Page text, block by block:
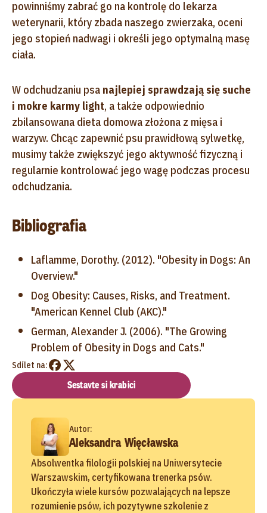
powinniśmy zabrać go na kontrolę do lekarza
weterynarii, który zbada naszego zwierzaka, oceni
jego stopień nadwagi i określi jego optymalną masę
ciała.
W odchudzaniu psa najlepiej sprawdzają się suche
i mokre karmy light, a także odpowiednio
zbilansowana dieta domowa złożona z mięsa i
warzyw. Chcąc zapewnić psu prawidłową sylwetkę,
musimy także zwiększyć jego aktywność fizyczną i
regularnie kontrolować jego wagę podczas procesu
odchudzania.
Bibliografia
Laflamme, Dorothy. (2012). "Obesity in Dogs: An
Overview."
Dog Obesity: Causes, Risks, and Treatment.
"American Kennel Club (AKC)."
German, Alexander J. (2006). "The Growing
Problem of Obesity in Dogs and Cats."
Sdílet na:
Sestavte si krabici
Autor:
Aleksandra Więcławska
Absolwentka filologii polskiej na Uniwersytecie
Warszawskim, certyfikowana trenerka psów.
Ukończyła wiele kursów pozwalających na lepsze
rozumienie psów, ich pozytywne szkolenie z